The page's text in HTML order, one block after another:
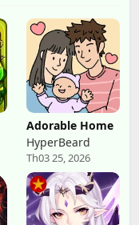
Adorable Home
HyperBeard
Th03 25, 2026